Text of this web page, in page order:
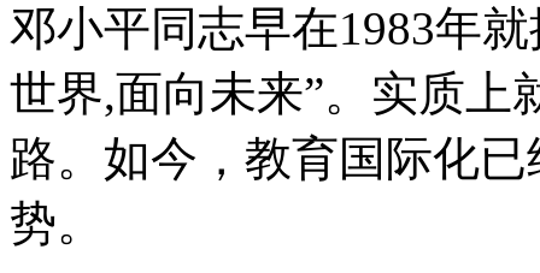
邓小平同志早在1983年
世界,面向未来”。实质上
路。如今，教育国际化
势。